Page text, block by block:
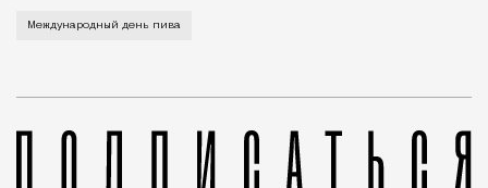
Завтра отмечается Международный день пива (он
Международный день пива